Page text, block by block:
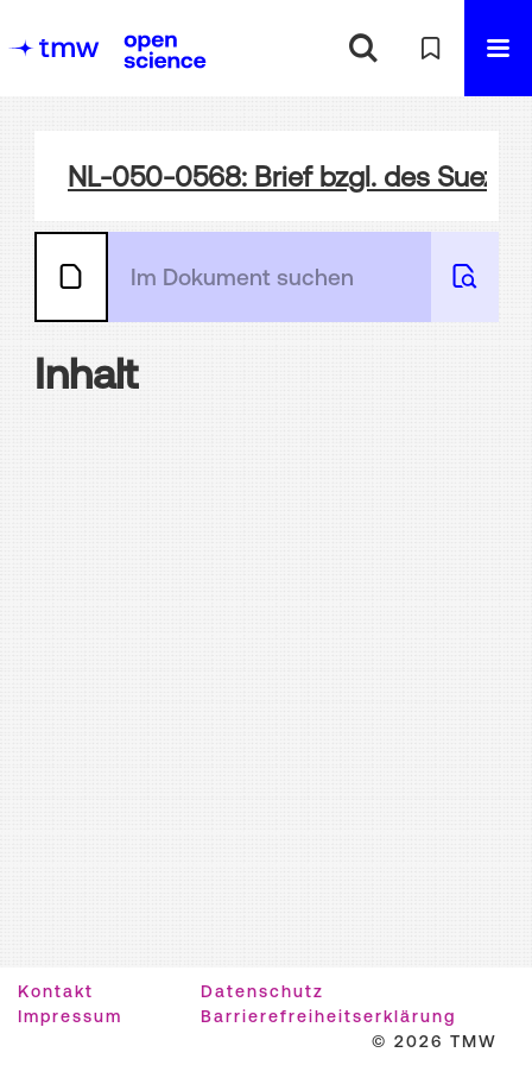
NL-050-0568: Brief bzgl. des
Inhalt
Kontakt
Datenschutz
Impressum
Barrierefreiheitserklärung
© 2026 TMW